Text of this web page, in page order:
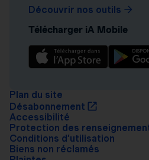
Découvrir nos outils
Télécharger iA Mobile
Plan du site
Désabonnement
Accessibilité
Protection des
Conditions d’utilisation
Biens non réclamés